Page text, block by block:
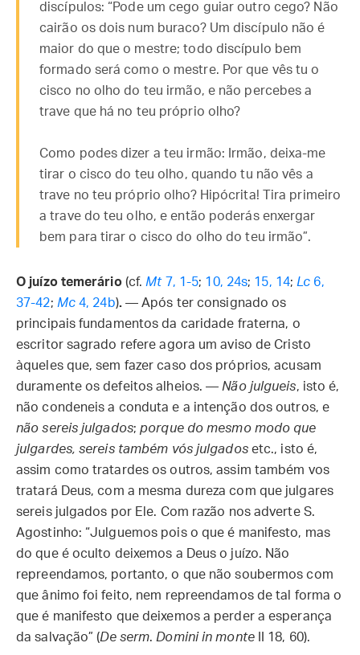
discípulos: “Pode um cego guiar outro cego? Não
cairão os dois num buraco? Um discípulo não é
maior do que o mestre; todo discípulo bem
formado será como o mestre. Por que vês tu o
cisco no olho do teu irmão, e não percebes a
trave que há no teu próprio olho?
Como podes dizer a teu irmão: Irmão, deixa-me
tirar o cisco do teu olho, quando tu não vês a
trave no teu próprio olho? Hipócrita! Tira primeiro
a trave do teu olho, e então poderás enxergar
bem para tirar o cisco do olho do teu irmão”.
O juízo temerário(cf. Mt7, 1-5; 10, 24s; 15, 14; Lc 6,
37-42; Mc4, 24b).— Após ter consignado os
principais fundamentos da caridade fraterna, o
escritor sagrado refere agora um aviso de Cristo
àqueles que, sem fazer caso dos próprios, acusam
duramente os defeitos alheios. — Não julgueis, isto é,
não condeneis a conduta e a intenção dos outros, e
não sereis julgados;porque do mesmo modo que
julgardes, sereis também vós julgadosetc., isto é,
assim como tratardes os outros, assim também vos
tratará Deus, com a mesma dureza com que julgares
sereis julgados por Ele. Com razão nos adverte S.
Agostinho: “Julguemos pois o que é manifesto, mas
do que é oculto deixemos a Deus o juízo. Não
repreendamos, portanto, o que não soubermos com
que ânimo foi feito, nem repreendamos de tal forma o
que é manifesto que deixemos a perder a esperança
da salvação” (De serm. Domini in monteII 18, 60).